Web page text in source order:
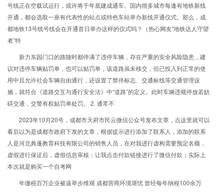
号线正在空载试运行，或许将于年底建成通车。国内很多城市每逢有地铁新线
开通，都会选取一座有代表性的站点或特色车站举办新线开通仪式。那么，成
都地铁13号线号线会在开通首日举办这样的仪式吗？（热心网友“地铁达人守望
者”特
新力东园门口的路随时都停满了违停车辆，存在严重的安全风险隐患，建
议对违停车辆贴罚单，也可以贴罚单，该道路虽未移交，但已投入到正常的使
用中且允许社会车辆自由通行，还设置了禁停标志、交通标线等交通管理设
施，就符合《道路交互与通行安全法》中“道路”的定义。此时车辆违规停放若妨
碍交通，交警有权贴罚单处罚。 2. 通常不
2023年10月20号，成都市天府市民云微信公众号发布文章，点这里就可以
看后以为是成都市政府下发的文章，根据提示进行添加了联系人，添加的联系
人是河北典蓬教育科技有限公司的销售人员，在对我进行虚构需要预定名额，
虚假进行保证后，虚假信息审核；让我点击付款链接进行了微信付款；实际上
本次就是购买一个自考网
年缴税百万企业被逼举步维艰 成都营商环境堪忧 曾经每年纳税100余万